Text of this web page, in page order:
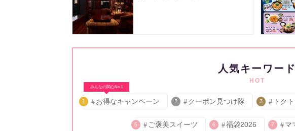
人気キーワード
HOT
みんなの関心No.1
1 お得なキャンペーン 2 クーポン見つけ隊 3 トク
5 ご褒美スイーツ 6 福袋2026 7 マ